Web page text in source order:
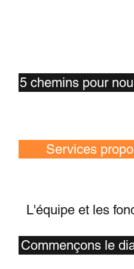
5 chemins pour
Services
L'équipe et les
Commençons le